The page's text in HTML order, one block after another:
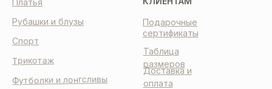
Таблица
размеров
Доставка и
оплата
Подарочные
сертификаты
Спорт
Рубашки и блузы
Трикотаж
Футболки и лонгсливы